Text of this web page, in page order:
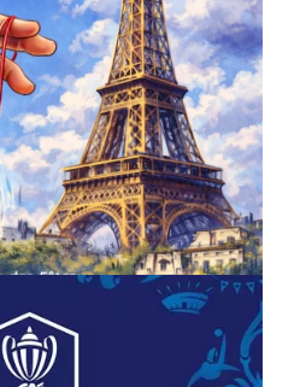
FAMILLE JEUNESSE & SPORTS
de la FYYA